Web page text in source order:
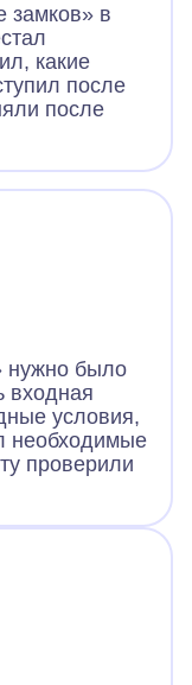
замков» в
какие
после
после
нужно было
входная
условия,
необходимые
проверили